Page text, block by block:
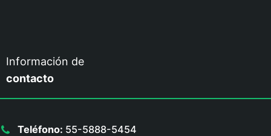
Información de
contacto
Teléfono: 55-5888-5454